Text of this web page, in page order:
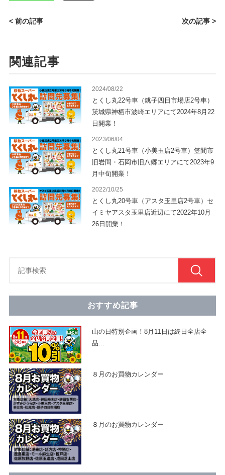
< 前の記事 次の記事 >
関連記事
2024/08/22
とくし丸22号車（銚子四日市場店2号車）
茨城県神栖市波崎エリアにて2024年8月22
日開業！
2023/06/04
とくし丸21号車（小美玉店2号車）笠間市
旧岩間・石岡市旧八郷エリアにて2023年9
月中旬開業！
2022/10/25
とくし丸20号車（アスタ玉里店2号車）セ
イミヤアスタ玉里店近辺にて2022年10月
26日開業！
おすすめ記事
山の日特別企画！8月11日は終日全店全
品…
８月のお買物カレンダー
８月のお買物カレンダー